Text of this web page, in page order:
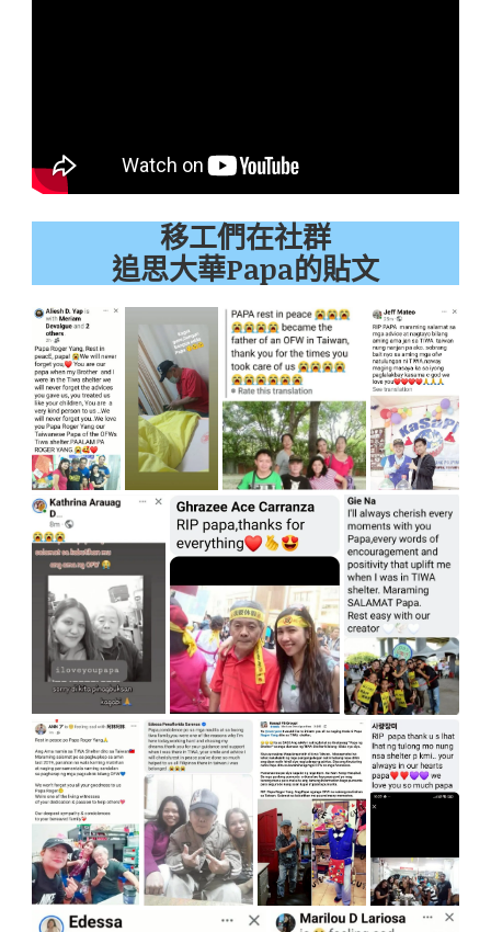
移工們在社群
追思大華Papa的貼文